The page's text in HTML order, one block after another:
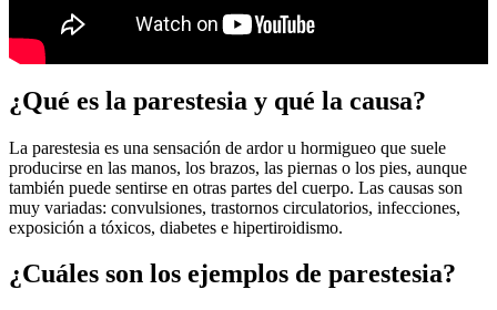
¿Qué es la parestesia y qué la causa?
La parestesia es una sensación de ardor u hormigueo que suele
producirse en las manos, los brazos, las piernas o los pies, aunque
también puede sentirse en otras partes del cuerpo. Las causas son
muy variadas: convulsiones, trastornos circulatorios, infecciones,
exposición a tóxicos, diabetes e hipertiroidismo.
¿Cuáles son los ejemplos de parestesia?